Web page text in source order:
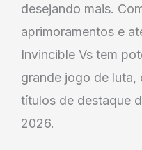
desejando mais.
aprimoramentos e
Invincible Vs tem
grande jogo de
títulos de destaque
2026.